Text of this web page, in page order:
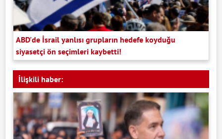
ABD'de İsrail yanlısı grupların hedefe koyduğu
siyasetçi ön seçimleri kaybetti!
İlişkili haber: